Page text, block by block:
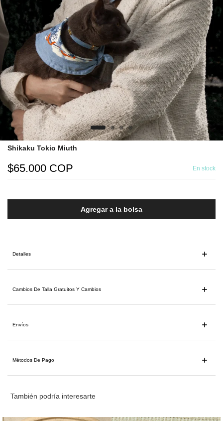
Shikaku Tokio Miuth
$65.000 COP En stock
Agregar a la bolsa
Detalles
Cambios De Talla Gratuitos Y Cambios
Envíos
Métodos De Pago
También podría interesarte